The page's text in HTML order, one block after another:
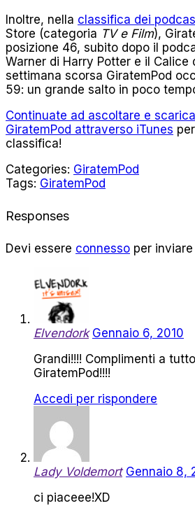
Inoltre, nella classifica dei
Store (categoria TV e Film),
posizione 46, subito dopo il
Warner di Harry Potter e il Calice
settimana scorsa GiratemPod
59: un grande salto in poco
Continuate ad ascoltare e
GiratemPod attraverso iTunes
classifica!
Categories: GiratemPod
Tags: GiratemPod
Responses
Devi essere connesso per
Elvendork Gennaio 6, 2010
Grandi!!!! Complimenti a
GiratemPod!!!!
Accedi per rispondere
Lady Voldemort Gennaio 8,
ci piaceee!XD